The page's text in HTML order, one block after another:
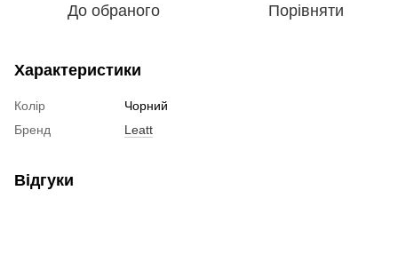
До обраного Порівняти
Характеристики
Колір
Чорний
Бренд
Leatt
Відгуки